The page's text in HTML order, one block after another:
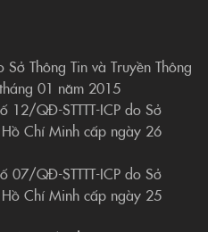
Thông Tin và Truyền Thông
01 năm 2015
12/QĐ-STTTT-ICP do Sở
Hồ Chí Minh cấp ngày 26
07/QĐ-STTTT-ICP do Sở
Hồ Chí Minh cấp ngày 25